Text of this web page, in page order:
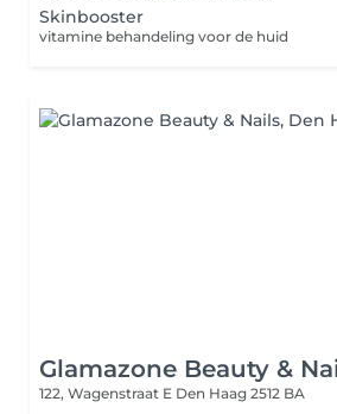
Skinbooster
vitamine behandeling voor de huid
Glamazone Beauty &
122, Wagenstraat E Den Haag 2512 BA